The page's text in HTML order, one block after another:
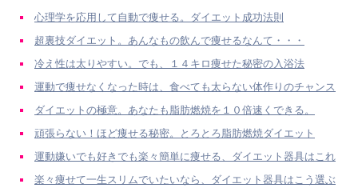
心理学を応用して自動で痩せる。ダイエット成功法則
超裏技ダイエット。あんなもの飲んで痩せるなんて・・・
冷え性は太りやすい。でも、１４キロ痩せた秘密の入浴法
運動で痩せなくなった時は、食べても太らない体作りのチャンス
ダイエットの極意。あなたも脂肪燃焼を１０倍速くできる。
頑張らない！ほど痩せる秘密。とろとろ脂肪燃焼ダイエット
運動嫌いでも好きでも楽々簡単に痩せる、ダイエット器具はこれ
楽々痩せて一生スリムでいたいなら、ダイエット器具はこう選ぶ